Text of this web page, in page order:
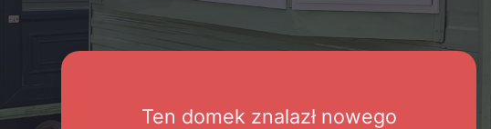
Ten domek znalazł nowego